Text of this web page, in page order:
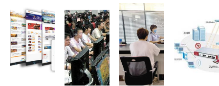
检测认证申
请与网络技
术服务融合
路径探析
力，织就网
络服务新图
景
络技术服务
解析
模式——
IT168安全
专区网络技